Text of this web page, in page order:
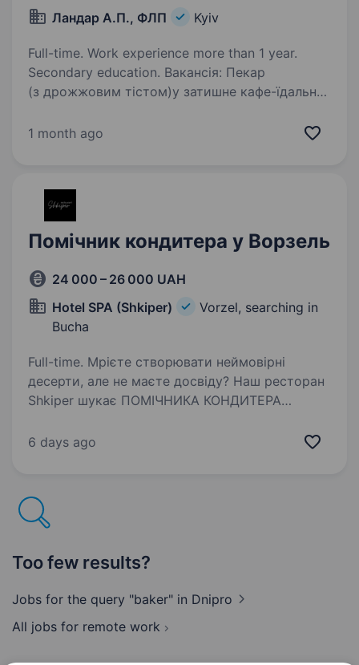
Ландар А.П., ФЛП Kyiv
Full-time. Work experience more than 1 year.
Secondary education. Вакансія: Пекар
(з дрожжовим тістом)у затишне кафе-їдальню.
зустрічає гостей щодня? Тоді ми шукаємо
1 month ago
Помічник кондитера у Ворзель
24 000 – 26 000 UAH
Hotel SPA (Shkiper)
Vorzel, searching in
Bucha
Full-time. Мрієте створювати неймовірні
десерти, але не маєте досвіду? Наш ресторан
Shkiper шукає ПОМІЧНИКА КОНДИТЕРА
Ми пропонуємо: Графік роботи: гнучкий, є
6 days ago
Too few results?
Jobs for the query "baker" in Dnipro
All jobs for remote work